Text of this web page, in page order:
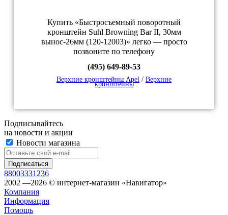
Купить «Быстросъемный поворотный
кронштейн Suhl Browning Bar II, 30мм
вынос-26мм (120-12003)» легко — просто
позвоните по телефону
(495) 649-89-53
Верхние кронштейны Apel / Верхние
кронштейны
Подписывайтесь
на новости и акции
Новости магазина
88003331236
2002 —2026 © интернет-магазин «Навигатор»
Компания
Информация
Помощь